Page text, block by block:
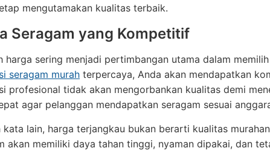
mengutamakan kualitas terbaik.
Seragam yang Kompetitif
harga sering menjadi pertimbangan utama dalam
seragam murah terpercaya, Anda akan mendapatkan
profesional tidak akan mengorbankan kualitas demi
agar pelanggan mendapatkan seragam sesuai
kata lain, harga terjangkau bukan berarti kualitas
akan memiliki daya tahan tinggi, nyaman dipakai, dan